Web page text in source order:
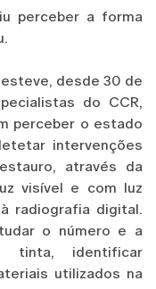
perceber a forma
esteve, desde 30 de
do CCR,
perceber o estado
intervenções
através da
visível e com luz
radiografia digital.
o número e a
tinta, identificar
utilizados na